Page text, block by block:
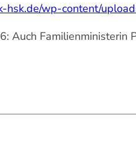
hsk.de/wp-content/
Auch Familienministerin